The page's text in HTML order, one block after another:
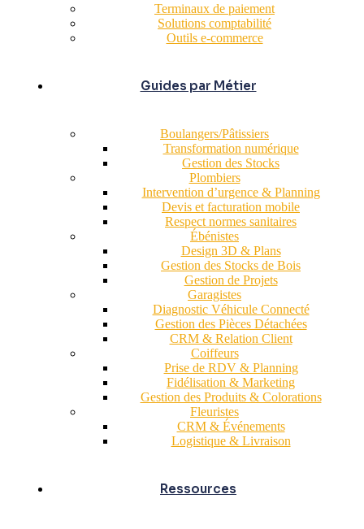
Terminaux de paiement
Solutions comptabilité
Outils e-commerce
Guides par Métier
Boulangers/Pâtissiers
Transformation numérique
Gestion des Stocks
Plombiers
Intervention d’urgence & Planning
Devis et facturation mobile
Respect normes sanitaires
Ébénistes
Design 3D & Plans
Gestion des Stocks de Bois
Gestion de Projets
Garagistes
Diagnostic Véhicule Connecté
Gestion des Pièces Détachées
CRM & Relation Client
Coiffeurs
Prise de RDV & Planning
Fidélisation & Marketing
Gestion des Produits & Colorations
Fleuristes
CRM & Événements
Logistique & Livraison
Ressources